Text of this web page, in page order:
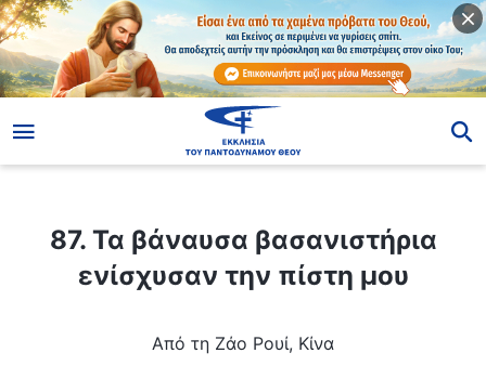
87. Τα βάναυσα βασανιστήρια
ενίσχυσαν την πίστη μου
Από τη Ζάο Ρουί, Κίνα